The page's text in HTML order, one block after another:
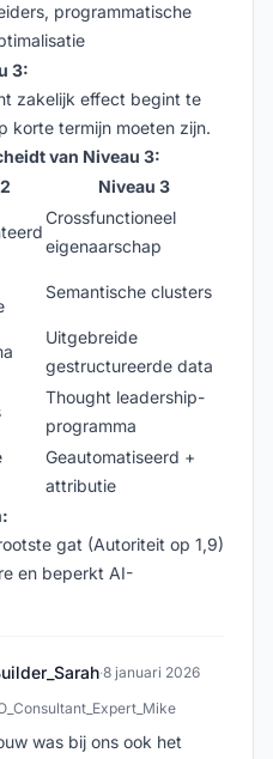
programmatische
3:
zakelijk effect begint te
korte termijn moeten zijn.
van Niveau 3:
Niveau 3
Crossfunctioneel
eigenaarschap
Semantische clusters
Uitgebreide
gestructureerde data
Thought leadership-
programma
Geautomatiseerd +
attributie
gat (Autoriteit op 1,9)
en beperkt AI-
·8 januari 2026
was bij ons ook het